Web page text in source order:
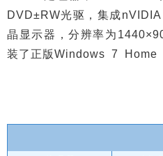
DVD±RW光驱，集成
晶显示器，分辨率为
装了正版Windows 7 Home